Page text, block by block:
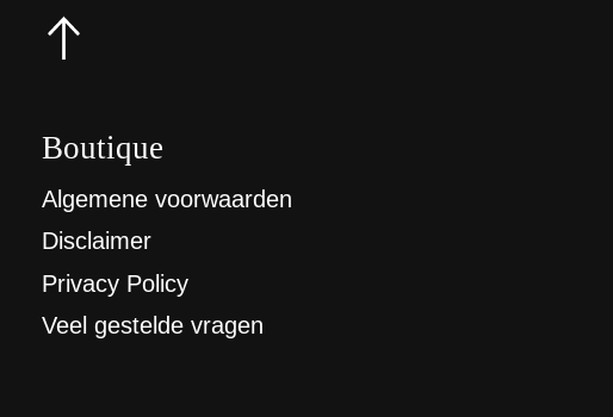
Boutique
Algemene voorwaarden
Disclaimer
Privacy Policy
Veel gestelde vragen